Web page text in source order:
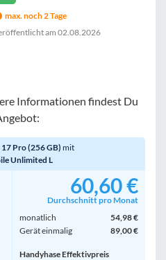
max. noch 2 Tage
am 02.08.2026
Informationen findest Du
Pro (256 GB)mit
Unlimited L
60,60 €
Durchschnitt pro Monat
monatlich
54,98 €
Gerät einmalig
89,00 €
Handyhase Effektivpreis